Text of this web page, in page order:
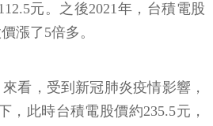
元。之後2021年，台積電股
漲了5倍多。
看，受到新冠肺炎疫情影響，
，此時台積電股價約235.5元，